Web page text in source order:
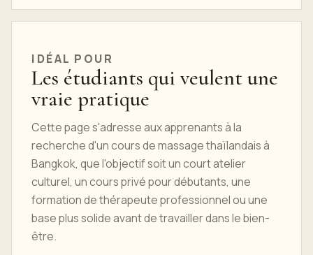
IDÉAL POUR
Les étudiants qui veulent une
vraie pratique
Cette page s'adresse aux apprenants à la
recherche d'un cours de massage thaïlandais à
Bangkok, que l'objectif soit un court atelier
culturel, un cours privé pour débutants, une
formation de thérapeute professionnel ou une
base plus solide avant de travailler dans le bien-
être.